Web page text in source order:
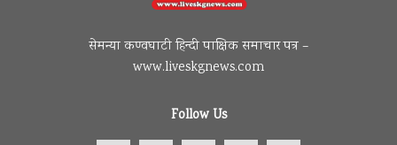
सेमन्या कण्वघाटी हिन्दी पाक्षिक समाचार पत्र –
www.liveskgnews.com
Follow Us